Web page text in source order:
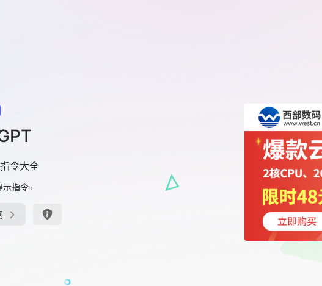
令大全
示指令